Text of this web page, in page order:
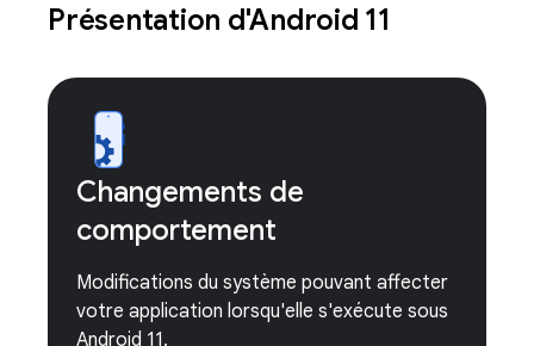
Présentation d'Android 11
Changements de
comportement
Modifications du système pouvant affecter
votre application lorsqu'elle s'exécute sous
Android 11.